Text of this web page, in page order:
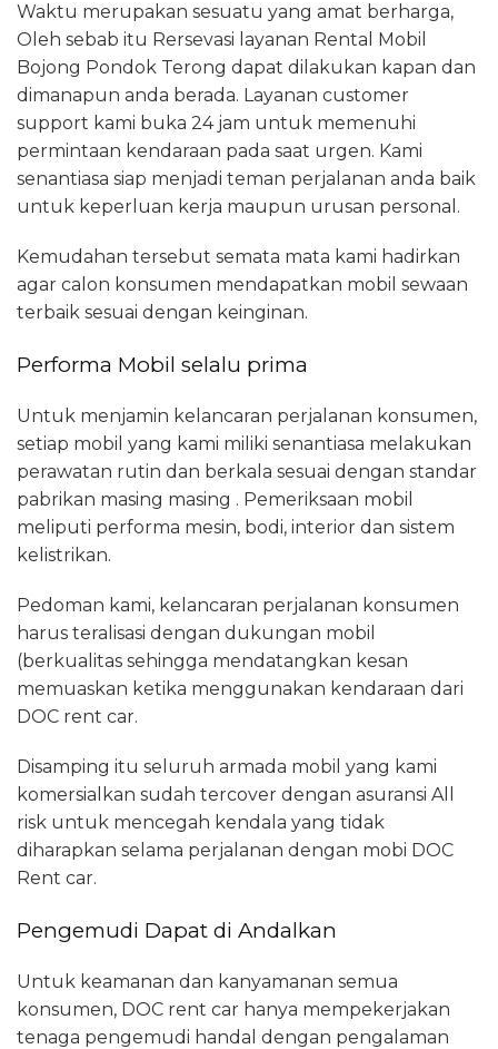
Waktu merupakan sesuatu yang amat berharga,
Oleh sebab itu Rersevasi layanan Rental Mobil
Bojong Pondok Terong dapat dilakukan kapan dan
dimanapun anda berada. Layanan customer
support kami buka 24 jam untuk memenuhi
permintaan kendaraan pada saat urgen. Kami
senantiasa siap menjadi teman perjalanan anda baik
untuk keperluan kerja maupun urusan personal.
Kemudahan tersebut semata mata kami hadirkan
agar calon konsumen mendapatkan mobil sewaan
terbaik sesuai dengan keinginan.
Performa Mobil selalu prima
Untuk menjamin kelancaran perjalanan konsumen,
setiap mobil yang kami miliki senantiasa melakukan
perawatan rutin dan berkala sesuai dengan standar
pabrikan masing masing . Pemeriksaan mobil
meliputi performa mesin, bodi, interior dan sistem
kelistrikan.
Pedoman kami, kelancaran perjalanan konsumen
harus teralisasi dengan dukungan mobil
(berkualitas sehingga mendatangkan kesan
memuaskan ketika menggunakan kendaraan dari
DOC rent car.
Disamping itu seluruh armada mobil yang kami
komersialkan sudah tercover dengan asuransi All
risk untuk mencegah kendala yang tidak
diharapkan selama perjalanan dengan mobi DOC
Rent car.
Pengemudi Dapat di Andalkan
Untuk keamanan dan kanyamanan semua
konsumen, DOC rent car hanya mempekerjakan
tenaga pengemudi handal dengan pengalaman